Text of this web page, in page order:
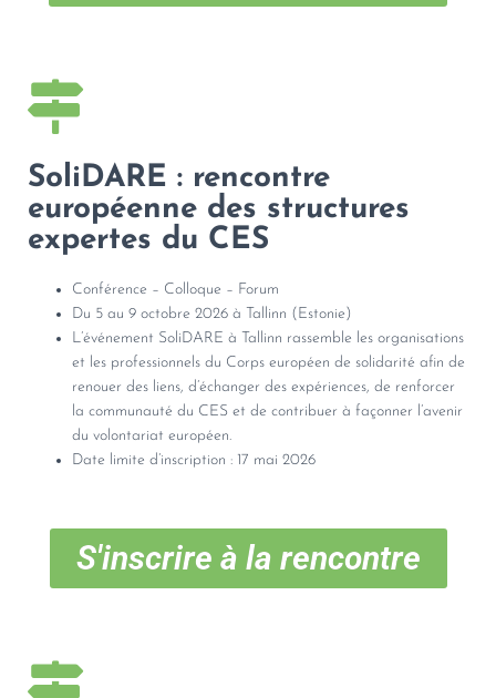
SoliDARE : rencontre
européenne des structures
expertes du CES
Conférence – Colloque – Forum
Du 5 au 9 octobre 2026 à Tallinn (Estonie)
L’événement SoliDARE à Tallinn rassemble les organisations
et les professionnels du Corps européen de solidarité afin de
renouer des liens, d’échanger des expériences, de renforcer
la communauté du CES et de contribuer à façonner l’avenir
du volontariat européen.
Date limite d’inscription : 17 mai 2026
S'inscrire à la rencontre